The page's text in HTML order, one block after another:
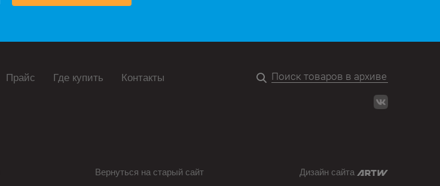
Прайс Где купить Контакты
Вернуться на старый сайт Дизайн сайта